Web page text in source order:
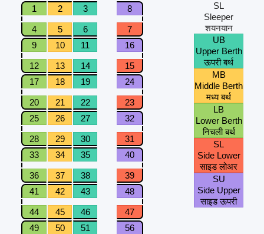
1
2 3 8
4 5 6
7
9
10 11 16
12 13 14
15
17
18 19 24
20 21 22
23
25
26 27 32
28 29 30
31
33
34 35 40
36 37 38
39
41
42 43 48
44 45 46
47
49
50 51 56
SL
Sleeper
शयनयान
UB
Upper Berth
ऊपरी बर्थ
MB
Middle Berth
मध्य बर्थ
LB
Lower Berth
निचली बर्थ
SL
Side Lower
साइड लोअर
SU
Side Upper
साइड ऊपरी